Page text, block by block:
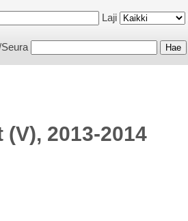
Laji
2013-2014